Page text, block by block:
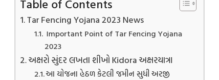
Table of Contents
Tar Fencing Yojana 2023 News
Important Point of Tar Fencing Yojana
2023
અક્ષરો સુંદર લખતા શીખો Kidora અક્ષરયાત્રા
આ યોજના હેઠળ કેટલી જમીન સુધી અરજી